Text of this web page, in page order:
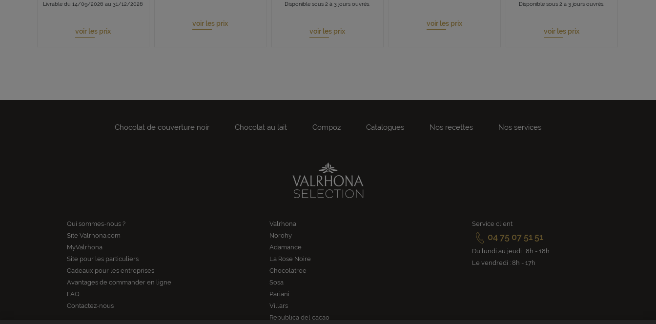
Livrable du 14/09/2026 au 31/12/2026
voir les prix
voir les prix
Disponible sous 2 à 3 jours ouvrés.
voir les prix
voir les prix
Disponible sous 2 à 3 jours ouvrés.
voir les prix
Chocolat de couverture noir Chocolat au lait Compoz Catalogues Nos recettes Nos services
Qui sommes-nous ?
Site Valrhona.com
MyValrhona
Site pour les particuliers
Cadeaux pour les entreprises
Avantages de commander en ligne
FAQ
Contactez-nous
Valrhona
Norohy
Adamance
La Rose Noire
Chocolatree
Sosa
Pariani
Villars
Republica del cacao
Service client
04 75 07 51 51
Du lundi au jeudi : 8h - 18h
Le vendredi : 8h - 17h